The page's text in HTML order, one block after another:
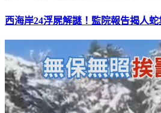
西海岸24浮屍解謎！監院報告揭人